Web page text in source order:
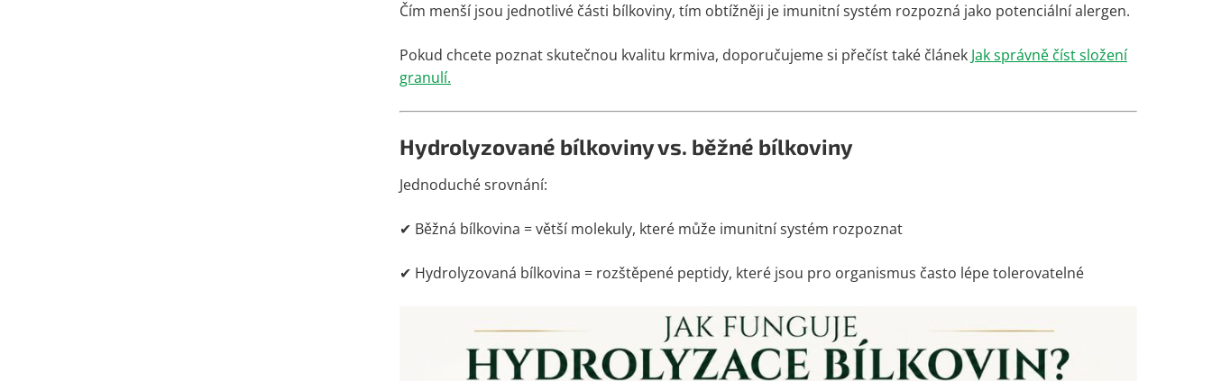
Čím menší jsou jednotlivé části bílkoviny, tím obtížněji je imunitní systém rozpozná jako potenciální alergen.
Pokud chcete poznat skutečnou kvalitu krmiva, doporučujeme si přečíst také článek Jak správně číst složení
granulí.
Hydrolyzované bílkoviny vs. běžné bílkoviny
Jednoduché srovnání:
✔ Běžná bílkovina = větší molekuly, které může imunitní systém rozpoznat
✔ Hydrolyzovaná bílkovina = rozštěpené peptidy, které jsou pro organismus často lépe tolerovatelné